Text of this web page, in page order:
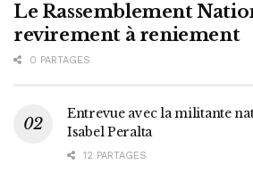
Le Rassemblement
revirement à reniement
0 PARTAGES
Entrevue avec la militante
Isabel Peralta
12 PARTAGES